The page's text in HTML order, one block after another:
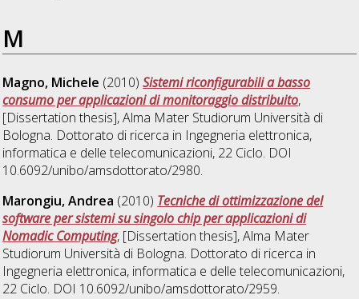
M
Magno, Michele (2010)Sistemi riconfigurabili a basso
consumo per applicazioni di monitoraggio distribuito,
[Dissertation thesis], Alma Mater Studiorum Università di
Bologna. Dottorato di ricerca in Ingegneria elettronica,
informatica e delle telecomunicazioni, 22 Ciclo. DOI
10.6092/unibo/amsdottorato/2980.
Marongiu, Andrea (2010) Tecniche di ottimizzazione del
software per sistemi su singolo chip per applicazioni di
Nomadic Computing, [Dissertation thesis], Alma Mater
Studiorum Università di Bologna. Dottorato di ricerca in
Ingegneria elettronica, informatica e delle telecomunicazioni,
22 Ciclo. DOI 10.6092/unibo/amsdottorato/2959.